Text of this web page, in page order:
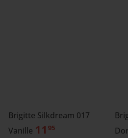
Brigitte Silkdream 017
Vanille 11 95